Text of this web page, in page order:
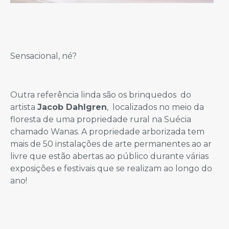
Sensacional, né?
Outra referência linda são os brinquedos do
artista Jacob Dahlgren, localizados no meio da
floresta de uma propriedade rural na Suécia
chamado Wanas. A propriedade arborizada tem
mais de 50 instalações de arte permanentes ao ar
livre que estão abertas ao público durante várias
exposições e festivais que se realizam ao longo do
ano!